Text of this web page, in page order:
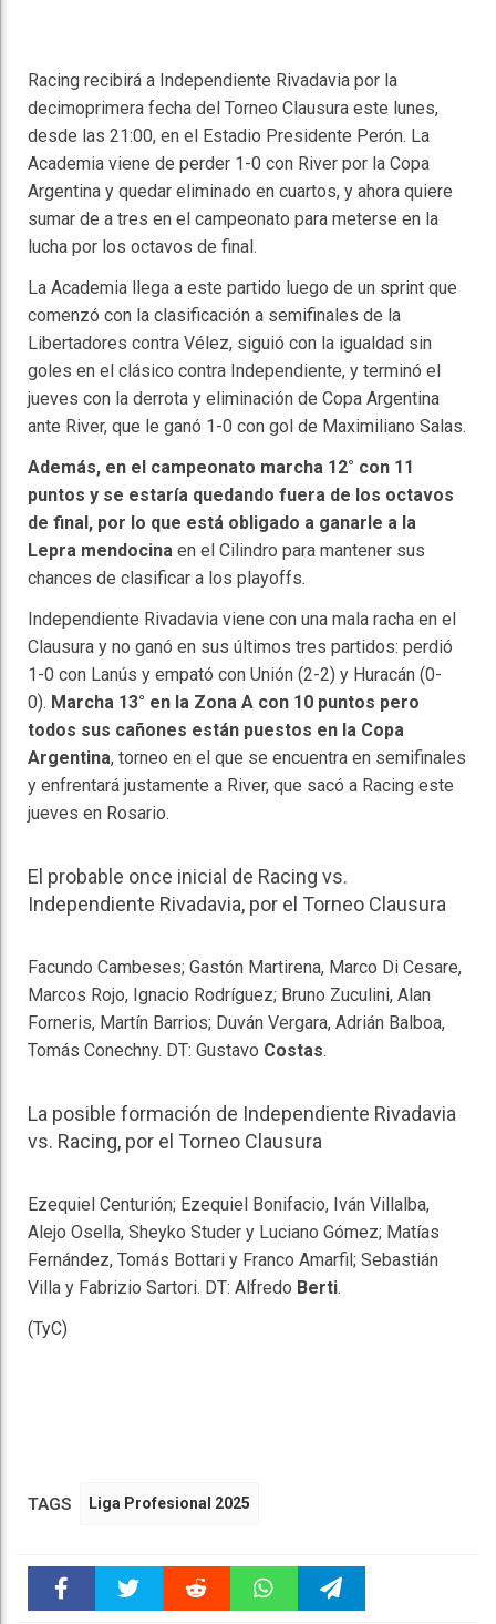
Racing recibirá a Independiente Rivadavia por la
decimoprimera fecha del Torneo Clausura este lunes,
desde las 21:00, en el Estadio Presidente Perón. La
Academia viene de perder 1-0 con River por la Copa
Argentina y quedar eliminado en cuartos, y ahora quiere
sumar de a tres en el campeonato para meterse en la
lucha por los octavos de final.
La Academia llega a este partido luego de un sprint que
comenzó con la clasificación a semifinales de la
Libertadores contra Vélez, siguió con la igualdad sin
goles en el clásico contra Independiente, y terminó el
jueves con la derrota y eliminación de Copa Argentina
ante River, que le ganó 1-0 con gol de Maximiliano Salas.
Además, en el campeonato marcha 12° con 11
puntos y se estaría quedando fuera de los octavos
de final, por lo que está obligado a ganarle a la
Lepra mendocina en el Cilindro para mantener sus
chances de clasificar a los playoffs.
Independiente Rivadavia viene con una mala racha en el
Clausura y no ganó en sus últimos tres partidos: perdió
1-0 con Lanús y empató con Unión (2-2) y Huracán (0-
0). Marcha 13° en la Zona A con 10 puntos pero
todos sus cañones están puestos en la Copa
Argentina, torneo en el que se encuentra en semifinales
y enfrentará justamente a River, que sacó a Racing este
jueves en Rosario.
El probable once inicial de Racing vs.
Independiente Rivadavia, por el Torneo Clausura
Facundo Cambeses; Gastón Martirena, Marco Di Cesare,
Marcos Rojo, Ignacio Rodríguez; Bruno Zuculini, Alan
Forneris, Martín Barrios; Duván Vergara, Adrián Balboa,
Tomás Conechny. DT: Gustavo Costas.
La posible formación de Independiente Rivadavia
vs. Racing, por el Torneo Clausura
Ezequiel Centurión; Ezequiel Bonifacio, Iván Villalba,
Alejo Osella, Sheyko Studer y Luciano Gómez; Matías
Fernández, Tomás Bottari y Franco Amarfil; Sebastián
Villa y Fabrizio Sartori. DT: Alfredo Berti.
(TyC)
TAGS Liga Profesional 2025